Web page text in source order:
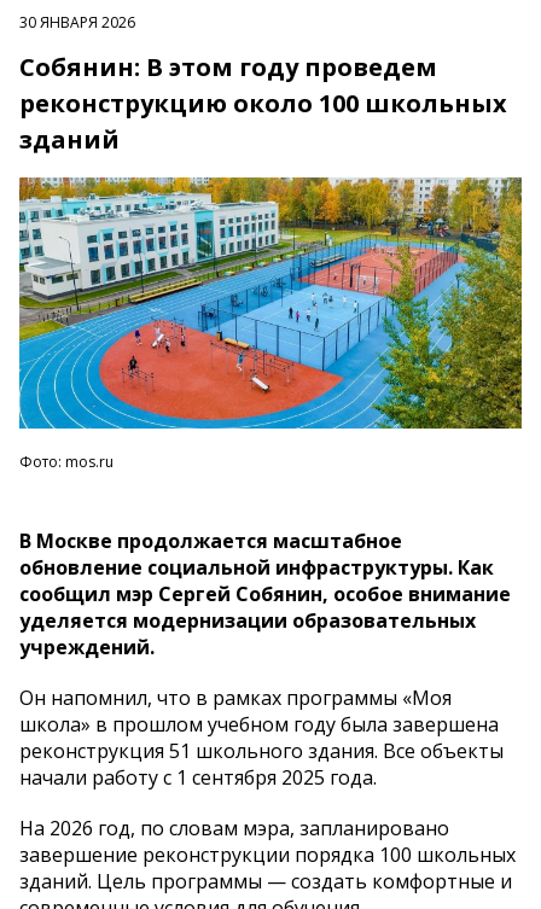
30 ЯНВАРЯ 2026
Собянин: В этом году проведем
реконструкцию около 100 школьных
зданий
Фото: mos.ru
В Москве продолжается масштабное
обновление социальной инфраструктуры. Как
сообщил мэр Сергей Собянин, особое внимание
уделяется модернизации образовательных
учреждений.
Он напомнил, что в рамках программы «Моя
школа» в прошлом учебном году была завершена
реконструкция 51 школьного здания. Все объекты
начали работу с 1 сентября 2025 года.
На 2026 год, по словам мэра, запланировано
завершение реконструкции порядка 100 школьных
зданий. Цель программы — создать комфортные и